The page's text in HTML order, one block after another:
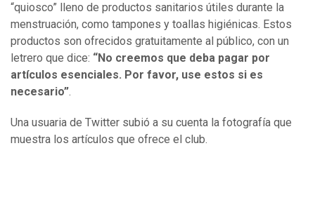
“quiosco” lleno de productos sanitarios útiles durante la
menstruación, como tampones y toallas higiénicas. Estos
productos son ofrecidos gratuitamente al público, con un
letrero que dice: “No creemos que deba pagar por
artículos esenciales. Por favor, use estos si es
necesario”.
Una usuaria de Twitter subió a su cuenta la fotografía que
muestra los artículos que ofrece el club.